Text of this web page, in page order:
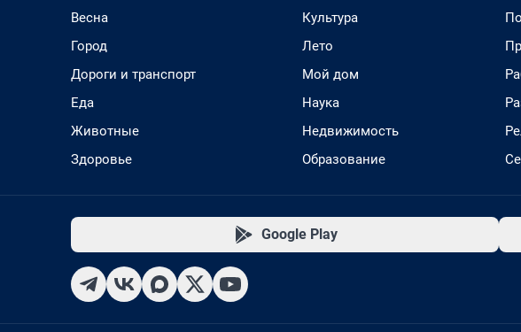
Весна
Город
Дороги и транспорт
Еда
Животные
Здоровье
Культура
Лето
Мой дом
Наука
Недвижимость
Образование
Google Play